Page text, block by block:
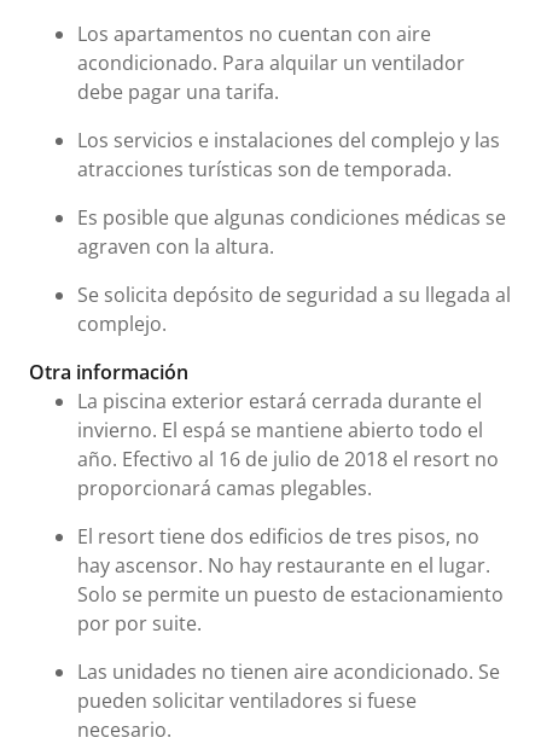
Los apartamentos no cuentan con aire
acondicionado. Para alquilar un ventilador
debe pagar una tarifa.
Los servicios e instalaciones del complejo y las
atracciones turísticas son de temporada.
Es posible que algunas condiciones médicas se
agraven con la altura.
Se solicita depósito de seguridad a su llegada al
complejo.
Otra información
La piscina exterior estará cerrada durante el
invierno. El espá se mantiene abierto todo el
año. Efectivo al 16 de julio de 2018 el resort no
proporcionará camas plegables.
El resort tiene dos edificios de tres pisos, no
hay ascensor. No hay restaurante en el lugar.
Solo se permite un puesto de estacionamiento
por por suite.
Las unidades no tienen aire acondicionado. Se
pueden solicitar ventiladores si fuese
necesario.